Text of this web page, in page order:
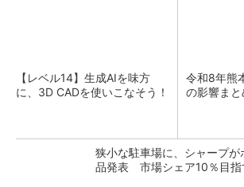
【レベル14】生成AIを味方
に、3D CADを使いこなそう！
令和8年熊
の影響まと
狭小な駐車場に、シャープが
品発表 市場シェア10％目指